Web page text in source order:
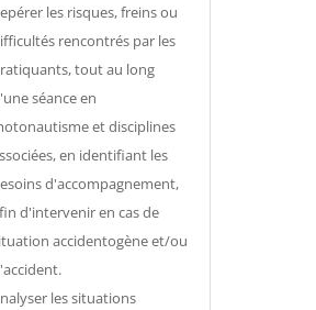
les risques, freins ou
rencontrés par les
tout au long
séance en
et disciplines
en identifiant les
d'accompagnement,
d'intervenir en cas de
accidentogène et/ou
les situations